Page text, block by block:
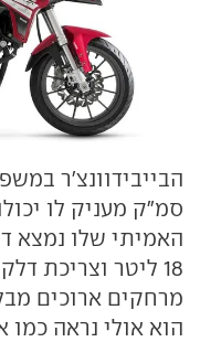
סמ"ק מעניק לו
האמיתי שלו נמצא
18 ליטר וצריכת
מרחקים ארוכים
הוא אולי נראה כמו